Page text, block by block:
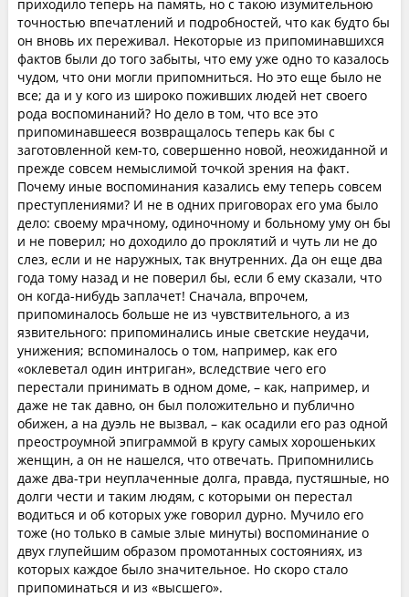
приходило теперь на память, но с такою изумительною
точностью впечатлений и подробностей, что как будто бы
он вновь их переживал. Некоторые из припоминавшихся
фактов были до того забыты, что ему уже одно то казалось
чудом, что они могли припомниться. Но это еще было не
все; да и у кого из широко поживших людей нет своего
рода воспоминаний? Но дело в том, что все это
припоминавшееся возвращалось теперь как бы с
заготовленной кем-то, совершенно новой, неожиданной и
прежде совсем немыслимой точкой зрения на факт.
Почему иные воспоминания казались ему теперь совсем
преступлениями? И не в одних приговорах его ума было
дело: своему мрачному, одиночному и больному уму он бы
и не поверил; но доходило до проклятий и чуть ли не до
слез, если и не наружных, так внутренних. Да он еще два
года тому назад и не поверил бы, если б ему сказали, что
он когда-нибудь заплачет! Сначала, впрочем,
припоминалось больше не из чувствительного, а из
язвительного: припоминались иные светские неудачи,
унижения; вспоминалось о том, например, как его
«оклеветал один интриган», вследствие чего его
перестали принимать в одном доме, – как, например, и
даже не так давно, он был положительно и публично
обижен, а на дуэль не вызвал, – как осадили его раз одной
преостроумной эпиграммой в кругу самых хорошеньких
женщин, а он не нашелся, что отвечать. Припомнились
даже два-три неуплаченные долга, правда, пустяшные, но
долги чести и таким людям, с которыми он перестал
водиться и об которых уже говорил дурно. Мучило его
тоже (но только в самые злые минуты) воспоминание о
двух глупейшим образом промотанных состояниях, из
которых каждое было значительное. Но скоро стало
припоминаться и из «высшего».